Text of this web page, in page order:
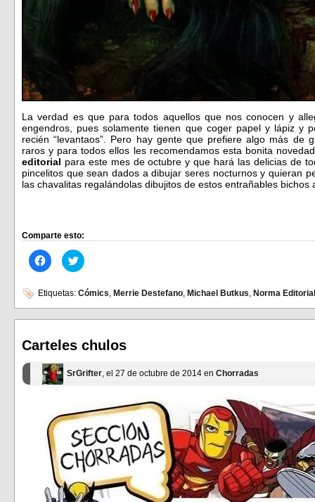
La verdad es que para todos aquellos que nos conocen y
engendros, pues solamente tienen que coger papel y lápiz y
recién “levantaos”. Pero hay gente que prefiere algo más de
raros y para todos ellos les recomendamos esta bonita
editorial para este mes de octubre y que hará las delicias de
pincelitos que sean dados a dibujar seres nocturnos y quieran
las chavalitas regalándolas dibujitos de estos entrañables
Comparte esto:
Haz
clic
en
Facebook
(Se
abre
ventana
nueva)
Haz
clic
en
(Se
abre
ventana
nueva)
Etiquetas: Cómics Merrie Destefano Michael Butkus Norma Editorial
Carteles chulos
SrGrifter, el 27 de octubre de 2014 en Chorradas